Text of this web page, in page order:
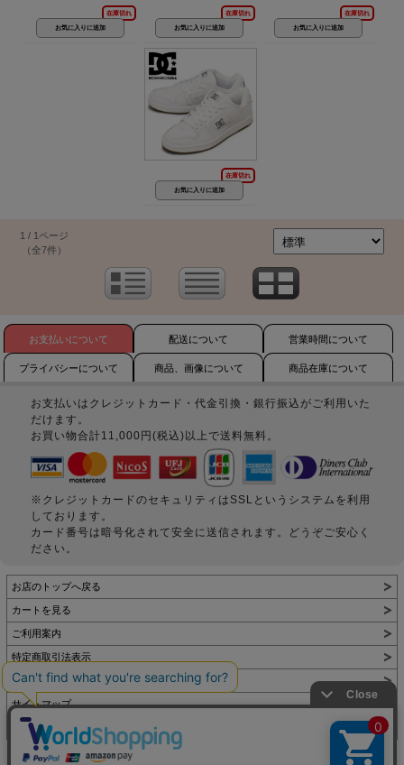
在庫切れ 在庫切れ 在庫切れ
在庫切れ
1 / 1ページ
（全7件）
お支払いについて 配送について 営業時間について
プライバシーについて 商品、画像について 商品在庫について
お支払いはクレジットカード・代金引換・銀行振込がご利用いた
だけます。
お買い物合計11,000円(税込)以上で送料無料。
※クレジットカードのセキュリティはSSLというシステムを利用
しております。
カード番号は暗号化されて安全に送信されます。どうぞご安心く
ださい。
お店のトップへ戻る
カートを見る
ご利用案内
特定商取引法表示
個人情報の取扱い
サイトマップ
お問い合わせ